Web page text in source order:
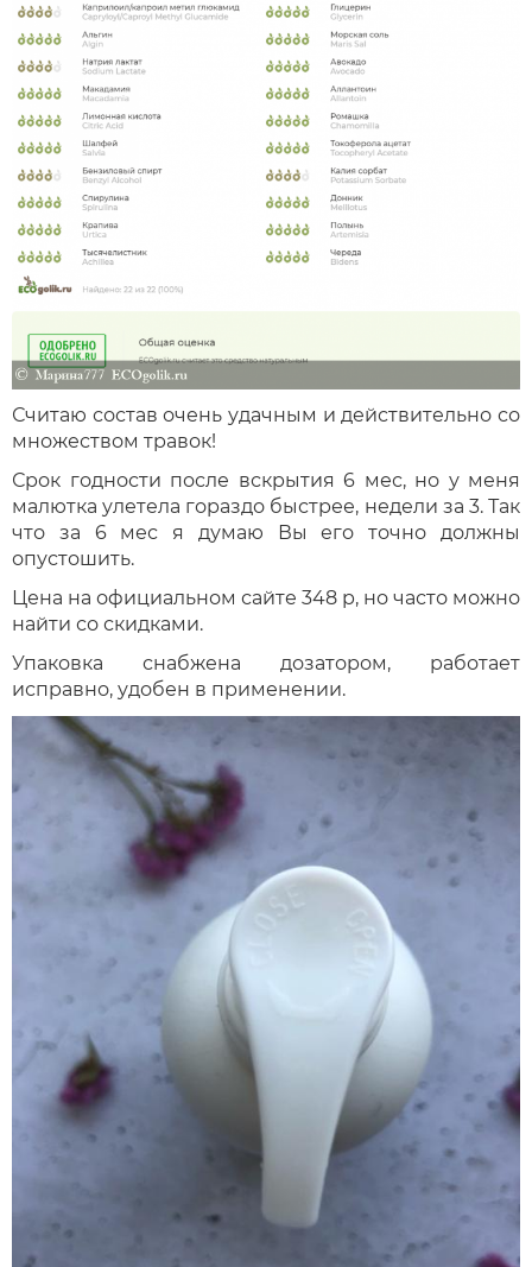
Считаю состав очень удачным и действительно со
множеством травок!
Срок годности после вскрытия 6 мес, но у меня
малютка улетела гораздо быстрее, недели за 3. Так
что за 6 мес я думаю Вы его точно должны
опустошить.
Цена на официальном сайте 348 р, но часто можно
найти со скидками.
Упаковка снабжена дозатором, работает
исправно, удобен в применении.